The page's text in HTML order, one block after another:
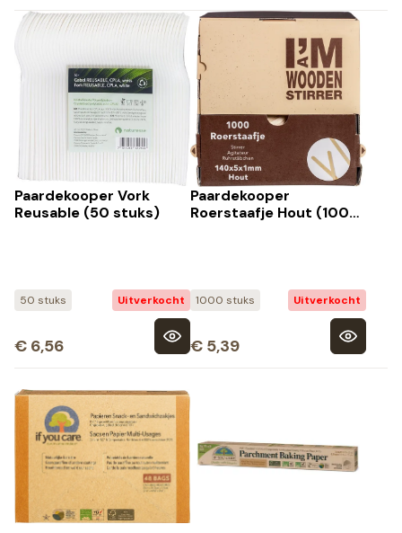
Paardekooper Vork
Reusable (50 stuks)
50 stuks Uitverkocht
€ 6,56
Paardekooper
Roerstaafje Hout (1000
1000 stuks Uitverkocht
€ 5,39